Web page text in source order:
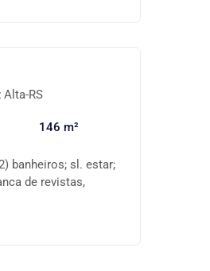
Alta-RS
146 m²
banheiros; sl. estar;
de revistas,
Praça/Parque,